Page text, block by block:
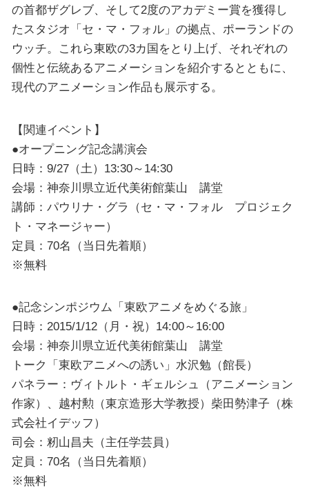
の首都ザグレブ、そして2度のアカデミー賞を獲得し
たスタジオ「セ・マ・フォル」の拠点、ポーランドの
ウッチ。これら東欧の3カ国をとり上げ、それぞれの
個性と伝統あるアニメーションを紹介するとともに、
現代のアニメーション作品も展示する。
【関連イベント】
●オープニング記念講演会
日時：9/27（土）13:30～14:30
会場：神奈川県立近代美術館葉山 講堂
講師：パウリナ・グラ（セ・マ・フォル プロジェク
ト・マネージャー）
定員：70名（当日先着順）
※無料
●記念シンポジウム「東欧アニメをめぐる旅」
日時：2015/1/12（月・祝）14:00～16:00
会場：神奈川県立近代美術館葉山 講堂
トーク「東欧アニメへの誘い」水沢勉（館長）
パネラー：ヴィトルト・ギェルシュ（アニメーション
作家）、越村勲（東京造形大学教授）柴田勢津子（株
式会社イデッフ）
司会：籾山昌夫（主任学芸員）
定員：70名（当日先着順）
※無料